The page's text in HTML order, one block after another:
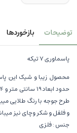
توضیحات بازخوردها
پاسماوری 7 تیکه
و فلفل و شکر وچای نیز
جنس : فلزی